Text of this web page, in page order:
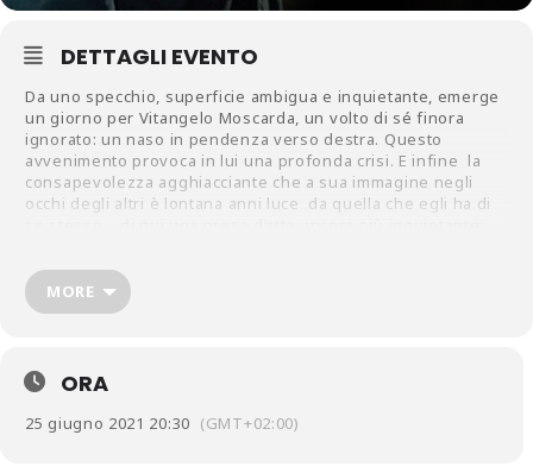
DETTAGLI EVENTO
Da uno specchio, superficie ambigua e inquietante, emerge
un giorno per Vitangelo Moscarda, un volto di sé finora
ignorato: un naso in pendenza verso destra. Questo
avvenimento provoca in lui una profonda crisi. E infine la
consapevolezza agghiacciante che a sua immagine negli
occhi degli altri è lontana anni luce da quella che egli ha di
ma ‘centomila’, nel riflesso delle prospettive degli altri, e
quindi nessuno. La realtà banale e paradossale dell’uomo in
relazione a sè stesso ed agli altri è il filo rosso di una storia
con:
MORE
ORA
25 giugno 2021 20:30 (GMT+02:00)